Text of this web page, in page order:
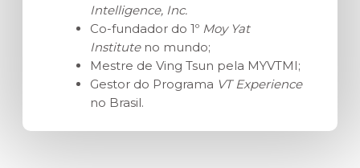
Intelligence, Inc.
Co-fundador do 1º Moy Yat
Instituteno mundo;
Mestre de Ving Tsun pela MYVTMI;
Gestor do Programa VT Experience
no Brasil.